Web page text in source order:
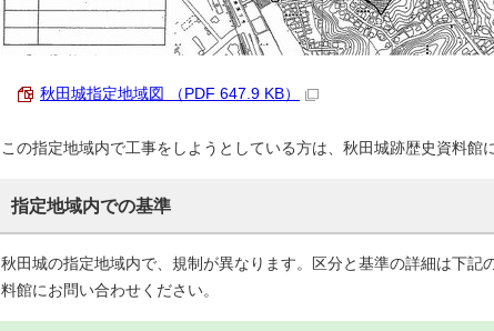
秋田城指定地域図 （PDF 647.9 KB）
この指定地域内で工事をしようとしている方は、秋田城跡歴史資料館
指定地域内での基準
秋田城の指定地域内で、規制が異なります。区分と基準の詳細は下記
料館にお問い合わせください。